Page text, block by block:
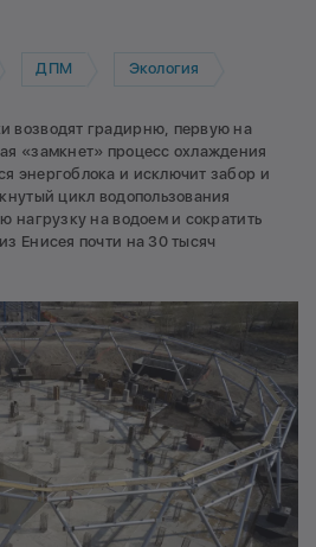
ДПМ Экология
возводят градирню, первую на
«замкнет» процесс охлаждения
энергоблока и исключит забор и
цикл водопользования
нагрузку на водоем и сократить
Енисея почти на 30 тысяч